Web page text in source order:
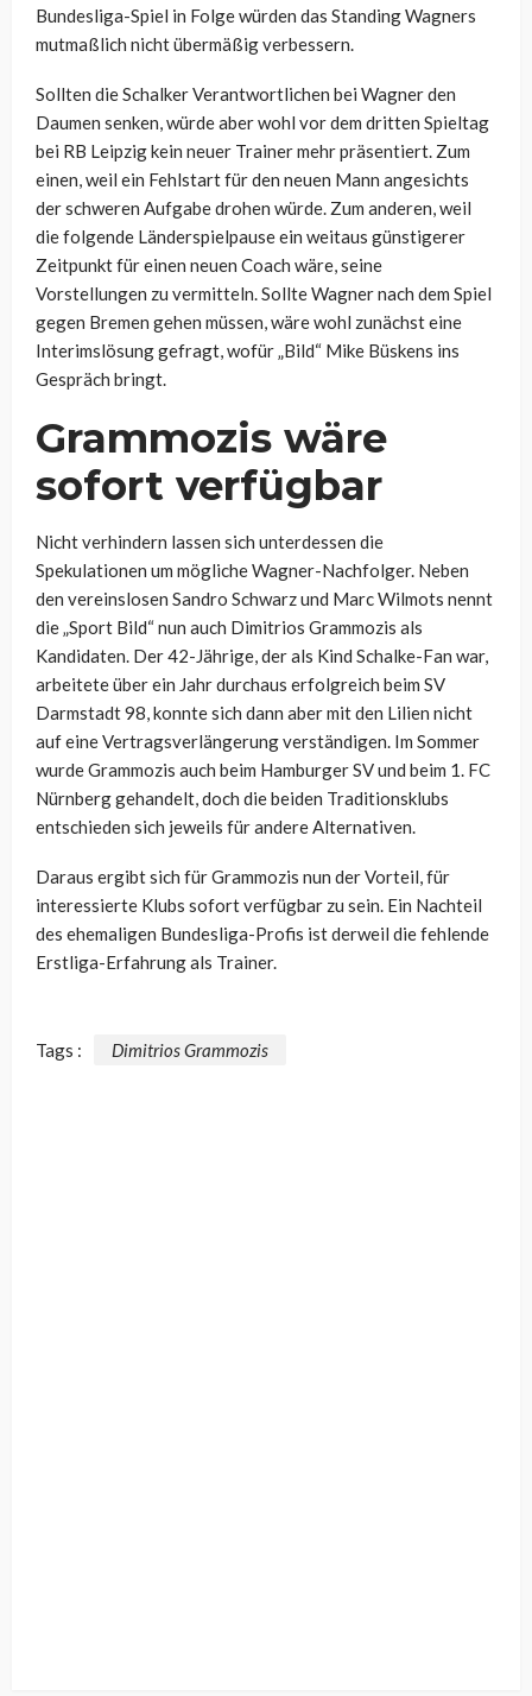
Bundesliga-Spiel in Folge würden das Standing Wagners
mutmaßlich nicht übermäßig verbessern.
Sollten die Schalker Verantwortlichen bei Wagner den
Daumen senken, würde aber wohl vor dem dritten Spieltag
bei RB Leipzig kein neuer Trainer mehr präsentiert. Zum
einen, weil ein Fehlstart für den neuen Mann angesichts
der schweren Aufgabe drohen würde. Zum anderen, weil
die folgende Länderspielpause ein weitaus günstigerer
Zeitpunkt für einen neuen Coach wäre, seine
Vorstellungen zu vermitteln. Sollte Wagner nach dem Spiel
gegen Bremen gehen müssen, wäre wohl zunächst eine
Interimslösung gefragt, wofür „Bild“ Mike Büskens ins
Gespräch bringt.
Grammozis wäre
sofort verfügbar
Nicht verhindern lassen sich unterdessen die
Spekulationen um mögliche Wagner-Nachfolger. Neben
den vereinslosen Sandro Schwarz und Marc Wilmots nennt
die „Sport Bild“ nun auch Dimitrios Grammozis als
Kandidaten. Der 42-Jährige, der als Kind Schalke-Fan war,
arbeitete über ein Jahr durchaus erfolgreich beim SV
Darmstadt 98, konnte sich dann aber mit den Lilien nicht
auf eine Vertragsverlängerung verständigen. Im Sommer
wurde Grammozis auch beim Hamburger SV und beim 1. FC
Nürnberg gehandelt, doch die beiden Traditionsklubs
entschieden sich jeweils für andere Alternativen.
Daraus ergibt sich für Grammozis nun der Vorteil, für
interessierte Klubs sofort verfügbar zu sein. Ein Nachteil
des ehemaligen Bundesliga-Profis ist derweil die fehlende
Erstliga-Erfahrung als Trainer.
Tags : Dimitrios Grammozis